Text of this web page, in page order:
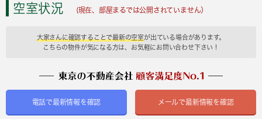
空室状況 (現在、部屋まるでは公開されていません）
大家さんに確認することで最新の空室が出ている場合があります。
こちらの物件が気になる方は、お気軽にお問い合わせ下さい！
電話で最新情報を確認 メールで最新情報を確認